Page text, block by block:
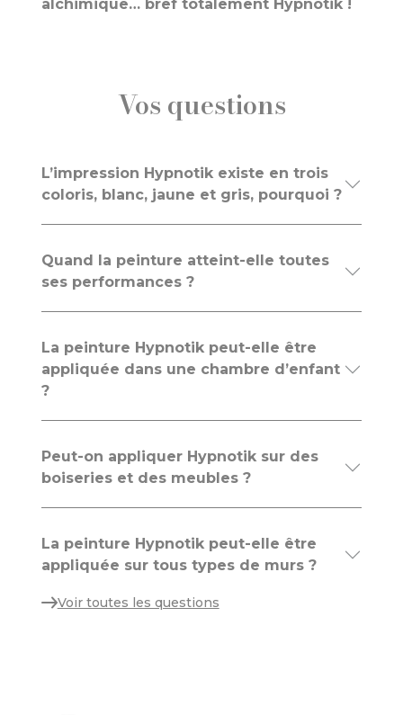
alchimique… bref totalement Hypnotik !
Vos questions
L’impression Hypnotik existe en trois
coloris, blanc, jaune et gris, pourquoi ?
Quand la peinture atteint-elle toutes
ses performances ?
La peinture Hypnotik peut-elle être
appliquée dans une chambre d’enfant
?
Peut-on appliquer Hypnotik sur des
boiseries et des meubles ?
La peinture Hypnotik peut-elle être
appliquée sur tous types de murs ?
Voir toutes les questions